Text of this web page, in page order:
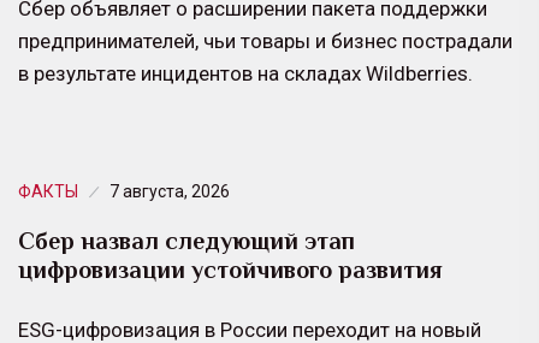
Сбер объявляет о расширении пакета поддержки
предпринимателей, чьи товары и бизнес пострадали
в результате инцидентов на складах Wildberries.
ФАКТЫ 7 августа, 2026
Сбер назвал следующий этап
цифровизации устойчивого развития
ESG-цифровизация в России переходит на новый